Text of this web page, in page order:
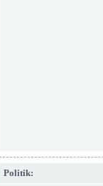
Politik: